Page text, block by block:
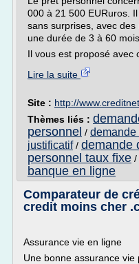
000 à 21 500 EURuros.
sans surprises, avec
une durée de 3 à 60
Il vous est proposé avec
Lire la suite
Site : http://
Thèmes liés :
personnel / demande
justificatif/ demande
personnel taux fixe /
banque en ligne
Comparateur de
credit moins cher
Assurance vie en ligne
Une bonne assurance